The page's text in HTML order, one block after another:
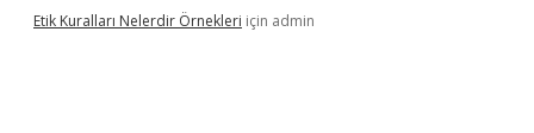
Etik Kuralları Nelerdir Örnekleri için admin